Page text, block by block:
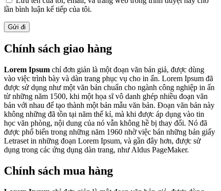
lần bình luận kế tiếp của tôi.
Chính sách giao hàng
Lorem Ipsum chỉ đơn giản là một đoạn văn bản giả, được dùng
vào việc trình bày và dàn trang phục vụ cho in ấn. Lorem Ipsum đã
được sử dụng như một văn bản chuẩn cho ngành công nghiệp in ấn
từ những năm 1500, khi một họa sĩ vô danh ghép nhiều đoạn văn
bản với nhau để tạo thành một bản mẫu văn bản. Đoạn văn bản này
không những đã tồn tại năm thế kỉ, mà khi được áp dụng vào tin
học văn phòng, nội dung của nó vẫn không hề bị thay đổi. Nó đã
được phổ biến trong những năm 1960 nhờ việc bán những bản giấy
Letraset in những đoạn Lorem Ipsum, và gần đây hơn, được sử
dụng trong các ứng dụng dàn trang, như Aldus PageMaker.
Chính sách mua hàng